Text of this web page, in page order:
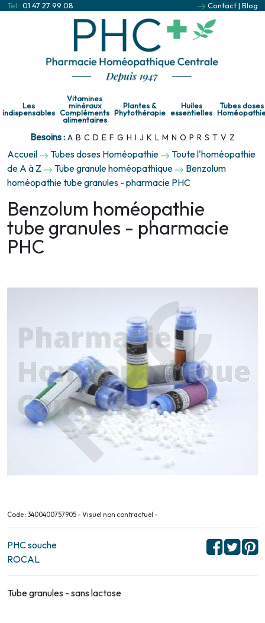
Tel : 01 47 27 99 08 Contact| Blog
Les
indispensables
Vitamines
minéraux
Compléments
alimentaires
Plantes &
Phytothérapie
Huiles
essentielles
Tubes doses
Besoins : A B C D E F G H I J K L M N O P R S T V Z
Accueil Tubes doses Homéopathie
Toute l'homéopathie
de A à Z
Tube granule homéopathique
Benzolum
homéopathie tube granules - pharmacie PHC
Benzolum homéopathie
tube granules - pharmacie
PHC
Code : 3400400757905 - Visuel non contractuel -
PHC souche
ROCAL
Tube granules - sans lactose